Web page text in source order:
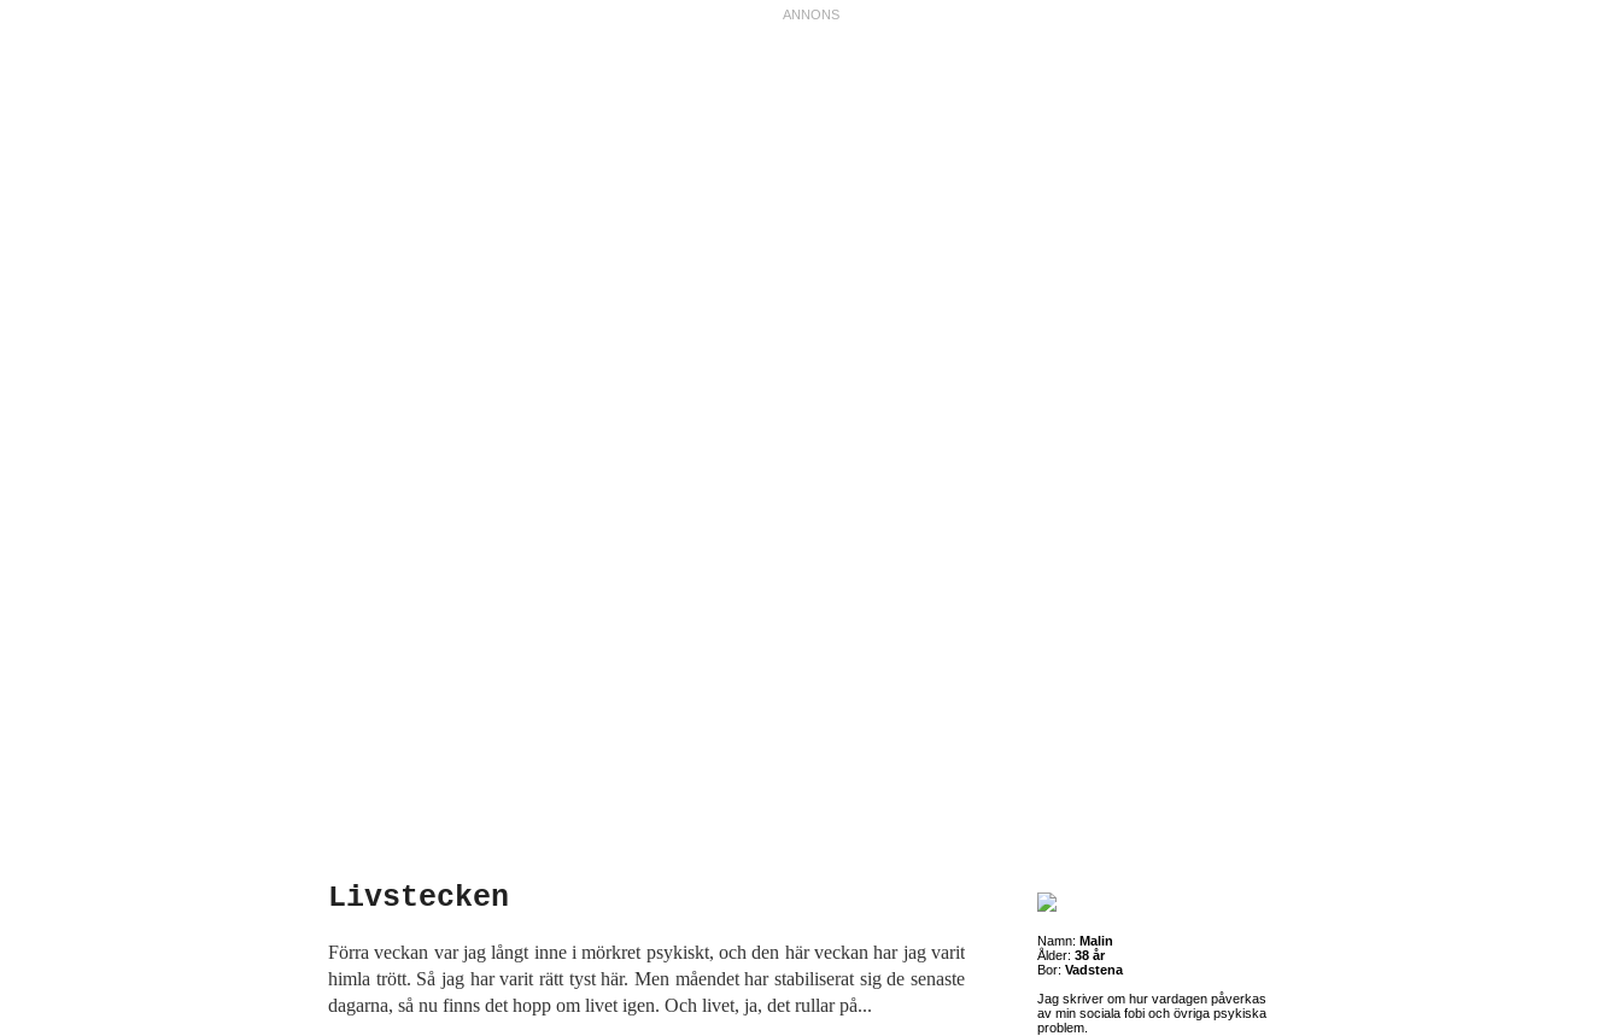
Livstecken
Förra veckan var jag långt inne i mörkret psykiskt, och den här veckan har jag varit
himla trött. Så jag har varit rätt tyst här. Men måendet har stabiliserat sig de senaste
dagarna, så nu finns det hopp om livet igen. Och livet, ja, det rullar på...
Namn: Malin
Ålder: 38 år
Bor: Vadstena
Jag skriver om hur vardagen påverkas
av min sociala fobi och övriga psykiska
problem.